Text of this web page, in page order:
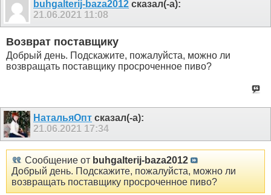
259
₽
-10%
499 ₽
-15%
Отмена Оплатить
buhgalterij-baza2012 сказал(-а):
21.06.2021 11:08
Возврат поставщику
Добрый день. Подскажите, пожалуйста, можно ли
возвращать поставщику просроченное пиво?
НатальяОпт сказал(-а):
21.06.2021 17:34
Сообщение от buhgalterij-baza2012
Добрый день. Подскажите, пожалуйста, можно ли
возвращать поставщику просроченное пиво?